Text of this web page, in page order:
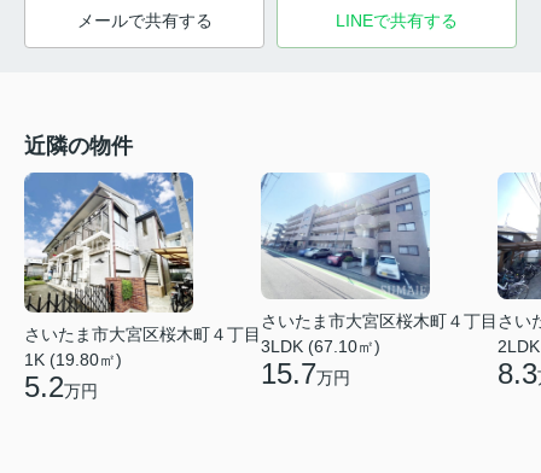
メールで共有する LINEで共有する
近隣の物件
さいたま市大宮区桜木町４丁目
1K (19.80㎡)
5.2万円
さいたま市大宮区桜木町４丁目
3LDK (67.10㎡)
15.7万円
さい
8.3